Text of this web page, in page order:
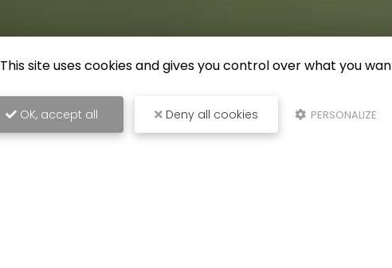
This site uses cookies and gives you control over what you
OK, accept all Deny all cookies PERSONALIZE